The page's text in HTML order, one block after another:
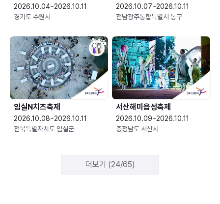
2026.10.04~2026.10.11
경기도 수원시
2026.10.07~2026.10.11
전남광주통합특별시 동구
임실N치즈축제
2026.10.08~2026.10.11
전북특별자치도 임실군
서산해미읍성축제
2026.10.09~2026.10.11
충청남도 서산시
더보기 (24/65)